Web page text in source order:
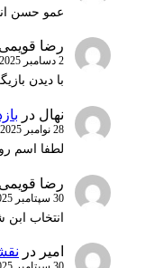
عمو حسن
رضا قویمی
2 دسامبر 2025
با دیدن
نهال در
28 نوامبر 2025
لطفا اسم
رضا قویمی
30 سپتامبر 2025
انتخاب
امیر در